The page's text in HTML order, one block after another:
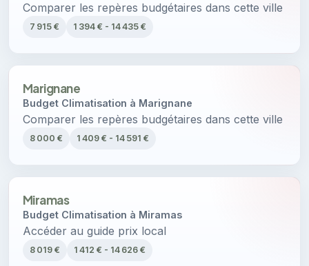
Comparer les repères budgétaires dans cette ville
7 915 € 1 394 € - 14 435 €
Marignane
Budget Climatisation à Marignane
Comparer les repères budgétaires dans cette ville
8 000 € 1 409 € - 14 591 €
Miramas
Budget Climatisation à Miramas
Accéder au guide prix local
8 019 € 1 412 € - 14 626 €